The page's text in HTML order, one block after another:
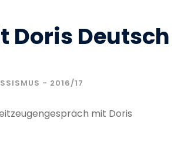
Doris Deutsch
- 2016/17
mit Doris